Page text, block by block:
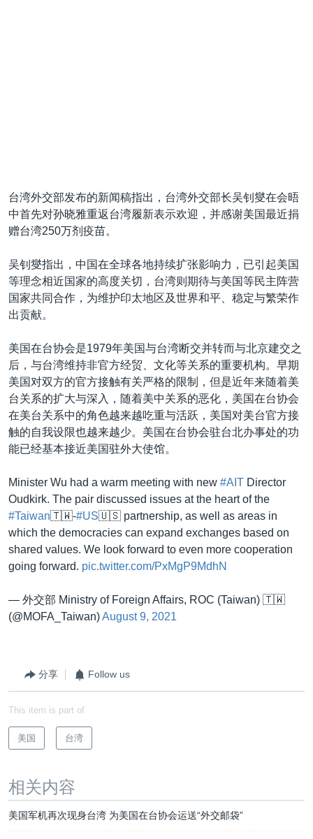
台湾外交部发布的新闻稿指出，台湾外交部长吴钊燮在会晤
中首先对孙晓雅重返台湾履新表示欢迎，并感谢美国最近捐
赠台湾250万剂疫苗。
吴钊燮指出，中国在全球各地持续扩张影响力，已引起美国
等理念相近国家的高度关切，台湾则期待与美国等民主阵营
国家共同合作，为维护印太地区及世界和平、稳定与繁荣作
出贡献。
美国在台协会是1979年美国与台湾断交并转而与北京建交之
后，与台湾维持非官方经贸、文化等关系的重要机构。早期
美国对双方的官方接触有关严格的限制，但是近年来随着美
台关系的扩大与深入，随着美中关系的恶化，美国在台协会
在美台关系中的角色越来越吃重与活跃，美国对美台官方接
触的自我设限也越来越少。美国在台协会驻台北办事处的功
能已经基本接近美国驻外大使馆。
Minister Wu had a warm meeting with new #AIT Director
Oudkirk. The pair discussed issues at the heart of the
#Taiwan🇹🇼-#US🇺🇸 partnership, as well as areas in
which the democracies can expand exchanges based on
shared values. We look forward to even more cooperation
going forward. pic.twitter.com/PxMgP9MdhN
— 外交部 Ministry of Foreign Affairs, ROC (Taiwan) 🇹🇼
(@MOFA_Taiwan)August 9, 2021
分享 Follow us
This item is part of
美国 台湾
相关内容
美国军机再次现身台湾 为美国在台协会运送“外交邮袋”